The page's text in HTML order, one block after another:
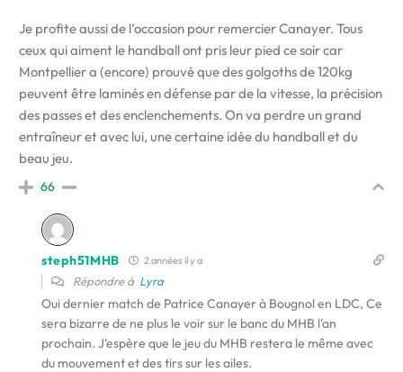
Je profite aussi de l’occasion pour remercier Canayer. Tous
ceux qui aiment le handball ont pris leur pied ce soir car
Montpellier a (encore) prouvé que des golgoths de 120kg
peuvent être laminés en défense par de la vitesse, la précision
des passes et des enclenchements. On va perdre un grand
entraîneur et avec lui, une certaine idée du handball et du
beau jeu.
66
steph51MHB 2 années il y a
Répondre à Lyra
Oui dernier match de Patrice Canayer à Bougnol en LDC, Ce
sera bizarre de ne plus le voir sur le banc du MHB l’an
prochain. J’espère que le jeu du MHB restera le même avec
du mouvement et des tirs sur les ailes.